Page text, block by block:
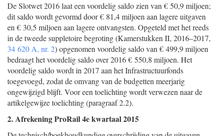
De Slotwet 2016 laat een voordelig saldo zien van € 50,9 miljoen;
dit saldo wordt gevormd door € 81,4 miljoen aan lagere uitgaven
en € 30,5 miljoen aan lagere ontvangsten. Opgeteld met het reeds
in de tweede suppletoire begroting (Kamerstukken II, 2016–2017,
34 620 A, nr. 2) opgenomen voordelig saldo van € 499,9 miljoen
bedraagt het voordelig saldo over 2016 € 550,8 miljoen. Het
voordelig saldo wordt in 2017 aan het Infrastructuurfonds
toegevoegd, zodat de omvang van de budgetten meerjarig
ongewijzigd blijft. Voor een toelichting wordt verwezen naar de
artikelgewijze toelichting (paragraaf 2.2).
2. Afrekening ProRail 4e kwartaal 2015